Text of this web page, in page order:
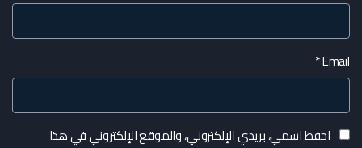
Email
*
احفظ اسمي، بريدي الإلكتروني، والموقع الإلكتروني في هذا